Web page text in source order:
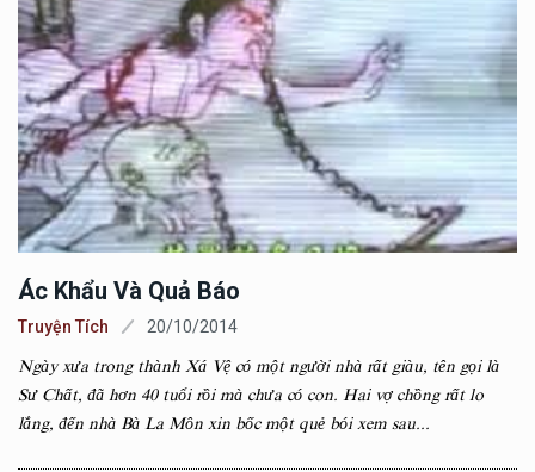
Ác Khẩu Và Quả Báo
Truyện Tích 20/10/2014
Ngày xưa trong thành Xá Vệ có một người nhà rất giàu, tên gọi là
Sư Chất, đã hơn 40 tuổi rồi mà chưa có con. Hai vợ chồng rất lo
lắng, đến nhà Bà La Môn xin bốc một quẻ bói xem sau...